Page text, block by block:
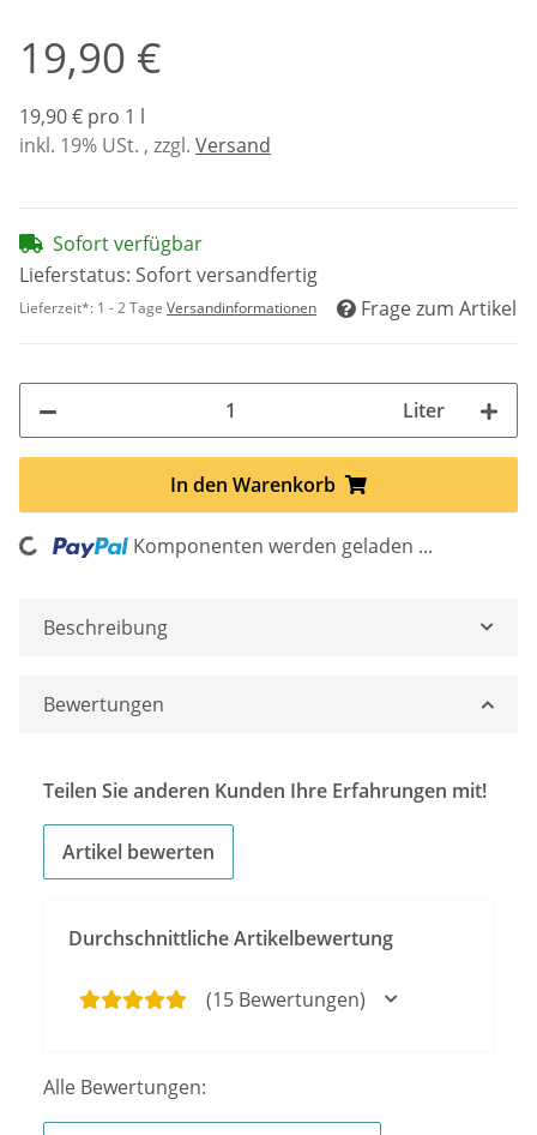
19,90 €
19,90 € pro 1 l
inkl. 19% USt. , zzgl. Versand
Sofort verfügbar
Lieferstatus: Sofort versandfertig
Lieferzeit*: 1 - 2 Tage Versandinformationen Frage zum Artikel
Liter
In den Warenkorb
Loading... Komponenten werden geladen ...
Beschreibung
Bewertungen
Durchschnittliche Artikelbewertung
(15 Bewertungen)
Teilen Sie anderen Kunden Ihre Erfahrungen mit!
Artikel bewerten
Alle Bewertungen: